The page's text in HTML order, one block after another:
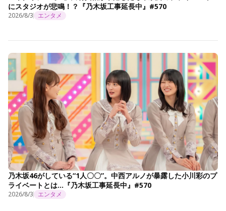
にスタジオが悲鳴！？『乃木坂工事延長中』#570
2026/8/3 エンタメ
乃木坂46がしている“1人〇〇”。中西アルノが暴露した小川彩のプ
ライベートとは…『乃木坂工事延長中』#570
2026/8/3 エンタメ